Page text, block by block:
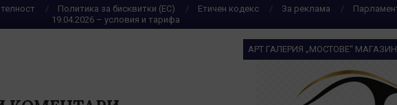
Политика за бисквитки (ЕС) Етичен кодекс За реклама
19.04.2026 – условия и тарифа
АРТ ГАЛЕРИЯ „МОСТОВЕ“